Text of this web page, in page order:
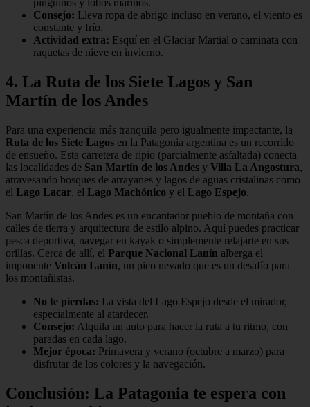
pingüinos y lobos marinos.
Consejo: Lleva ropa de abrigo incluso en verano, el viento es
constante y frío.
Actividad extra: Esquí en el Glaciar Martial o caminata con
raquetas de nieve en invierno.
4. La Ruta de los Siete Lagos y San
Martín de los Andes
Para una experiencia más tranquila pero igualmente impactante, la
Ruta de los Siete Lagos en la Patagonia argentina es un recorrido
de ensueño. Esta carretera de ripio (parcialmente asfaltada) conecta
las localidades de San Martín de los Andes y Villa La Angostura,
atravesando bosques de arrayanes y lagos de aguas cristalinas como
el Lago Lacar, el Lago Machónico y el Lago Espejo.
San Martín de los Andes es un encantador pueblo de montaña con
calles de tierra y arquitectura de estilo alpino. Aquí puedes practicar
pesca deportiva, navegar en kayak o simplemente relajarte en sus
orillas. Cerca de allí, el Parque Nacional Lanín alberga el
imponente Volcán Lanín, un pico nevado que es un desafío para
los montañistas.
No te pierdas: La vista del Lago Espejo desde el mirador,
especialmente al atardecer.
Consejo: Alquila un auto para hacer la ruta a tu ritmo, con
paradas en cada lago.
Mejor época: Primavera y verano (octubre a marzo) para
disfrutar de los colores y la navegación.
Conclusión: La Patagonia te espera con